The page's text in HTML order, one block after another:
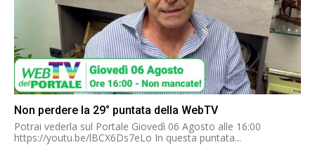
Non perdere la 29° puntata della WebTV
Potrai vederla sul Portale Giovedì 06 Agosto alle 16:00
https://youtu.be/lBCX6Ds7eLo In questa puntata...